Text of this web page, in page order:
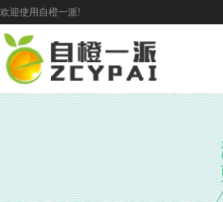
欢迎使用自橙一派!